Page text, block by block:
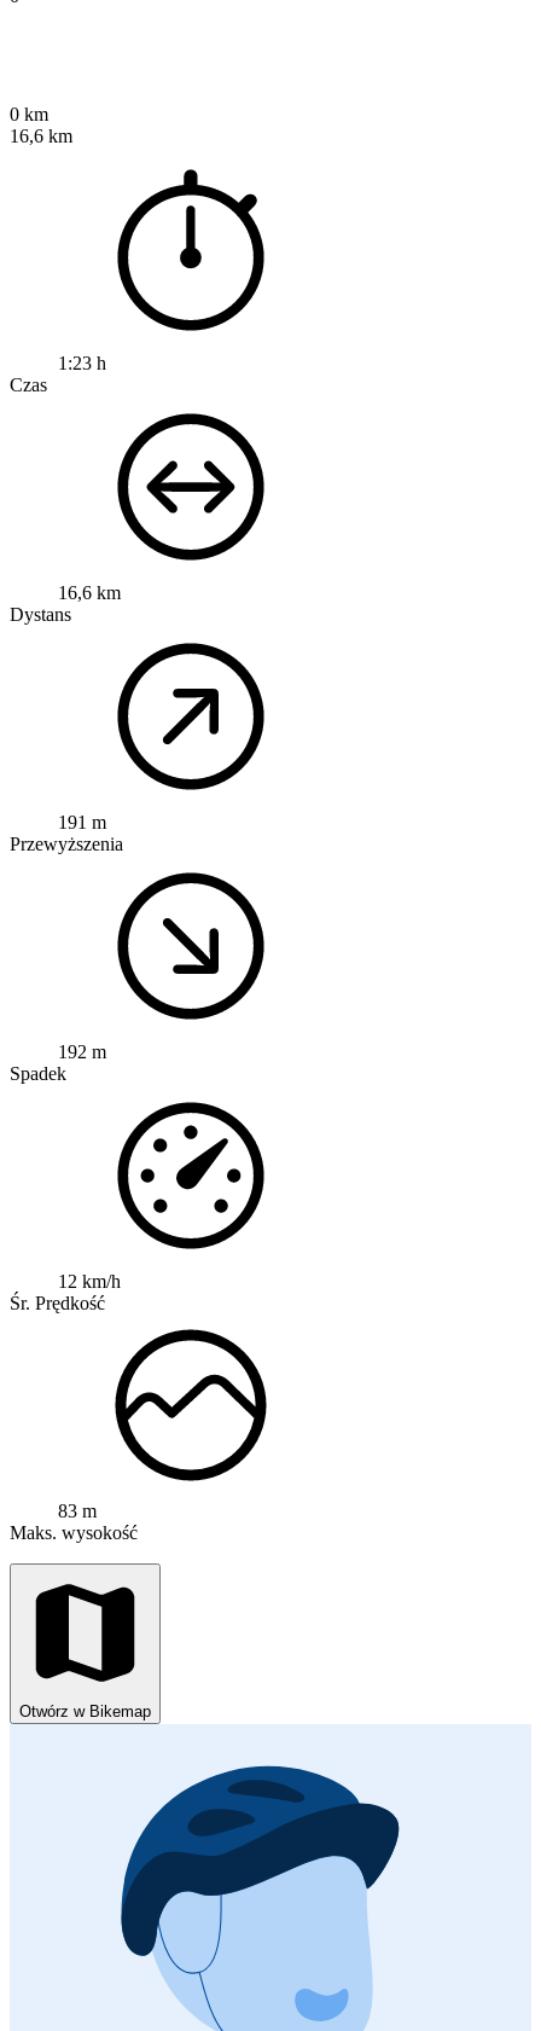
0 km
16,6 km
1:23 h
Czas
16,6 km
Dystans
191 m
Przewyższenia
192 m
Spadek
12 km/h
Śr. Prędkość
83 m
Maks. wysokość
Otwórz w Bikemap